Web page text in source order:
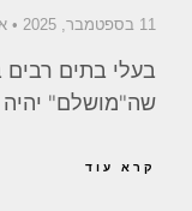
11 בספטמבר, 2025
בעלי בתים
שה"מושלם" יהיה
קרא עוד